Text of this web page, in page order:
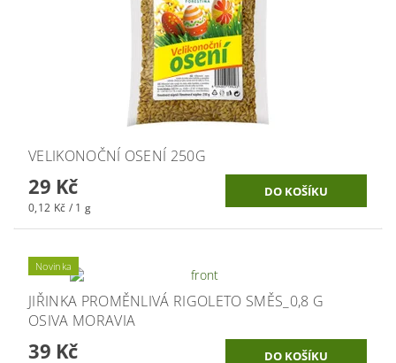
VELIKONOČNÍ OSENÍ 250G
29 Kč
0,12 Kč / 1 g
Novinka
JIŘINKA PROMĚNLIVÁ RIGOLETO SMĚS_0,8 G
OSIVA MORAVIA
39 Kč